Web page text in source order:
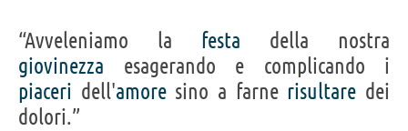
“Avveleniamo la festa della nostra
giovinezza esagerando e complicando i
piaceri dell'amoresino a farne risultare dei
dolori.”